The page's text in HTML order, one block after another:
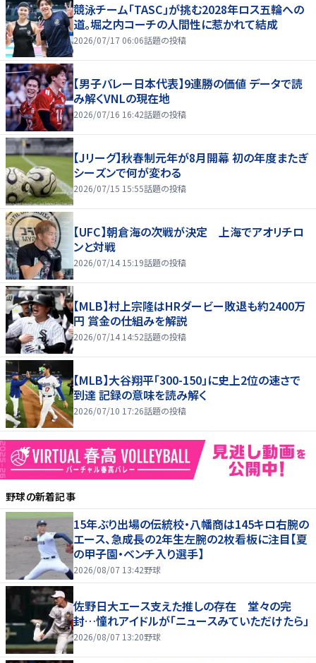
競泳チーム「TASC」が挑む2028年ロス五輪への
道。堀之内コーチの人間性に惹かれて結成
2026/07/17 06:06話題の投稿
【男子バレー日本代表】9連勝の価値 データで読
み解くVNLの現在地
2026/07/16 16:42話題の投稿
【Jリーグ】秋春制元年が8月開幕 初の年度またぎ
シーズンで何が変わる
2026/07/15 15:55話題の投稿
【UFC】朝倉海の次戦が決定 上海でアオリチロ
ンと対戦
2026/07/14 15:19話題の投稿
【MLB】村上宗隆はHRダービー敗退も約2400万
円 賞金の仕組みを解説
2026/07/14 14:52話題の投稿
【MLB】大谷翔平「300-150」に史上2位の速さで
到達 記録の意味を読み解く
2026/07/10 17:26話題の投稿
野球の新着記事
15年ぶり出場の伝統校・八幡商は145キロ右腕の
エース、急成長の2年生左腕の2枚看板に注目【夏
の甲子園・ベンチ入り選手】
2026/08/07 13:42野球
佐野日大エース支えた推しの存在 堂々の完
封…憧れアイドルが「ニュースみていただけたら」
2026/08/07 13:20野球